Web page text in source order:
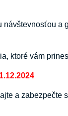
a
ktoré vám
a zabezpečte